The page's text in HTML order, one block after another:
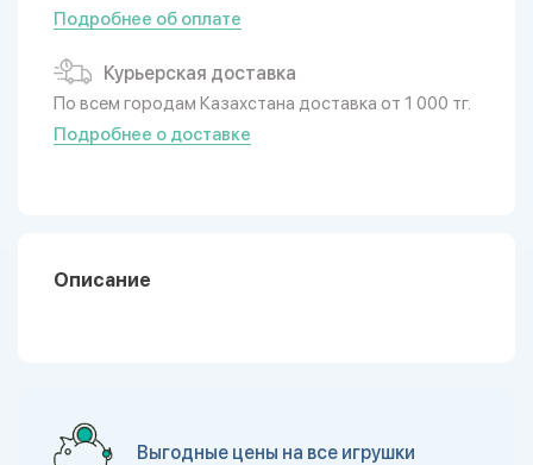
Подробнее об оплате
Курьерская доставка
По всем городам Казахстана доставка от 1 000 тг.
Подробнее о доставке
Описание
Выгодные цены на все игрушки